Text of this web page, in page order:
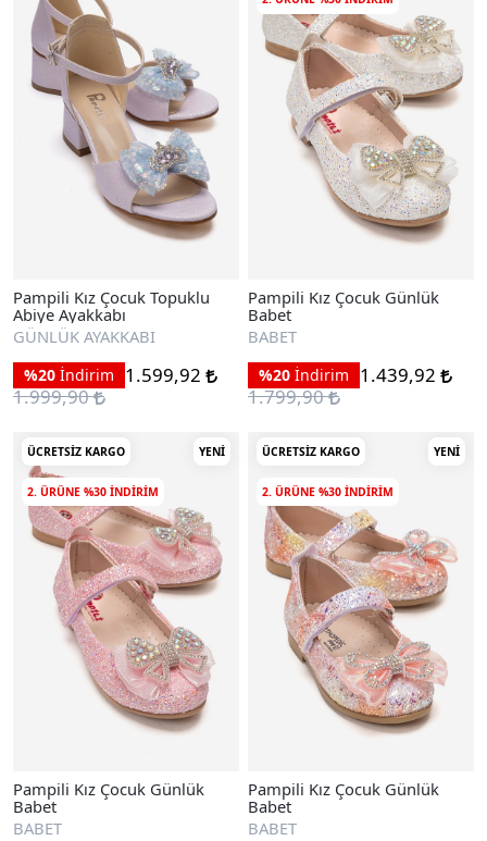
Pampili Kız Çocuk Topuklu
Abiye Ayakkabı
GÜNLÜK AYAKKABI
%20 İndirim
1.599,92
1.999,90
Pampili Kız Çocuk Günlük
Babet
BABET
%20 İndirim
1.439,92
1.799,90
ÜCRETSIZ KARGO YENI
2. ÜRÜNE %30 INDIRIM
Pampili Kız Çocuk Günlük
Babet
BABET
ÜCRETSIZ KARGO YENI
2. ÜRÜNE %30 INDIRIM
Pampili Kız Çocuk Günlük
Babet
BABET